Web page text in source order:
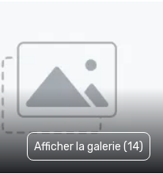
Afficher la galerie (14)